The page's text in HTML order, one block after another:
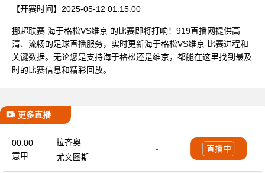
【开赛时间】 2025-05-12 01:15:00
挪超联赛 海于格松VS维京 的比赛即将打响！919直播网提供高
清、流畅的足球直播服务，实时更新海于格松VS维京 比赛进程和
关键数据。无论您是支持海于格松还是维京，都能在这里找到最及
时的比赛信息和精彩回放。
更多直播
00:00
意甲
拉齐奥
-
尤文图斯
直播中